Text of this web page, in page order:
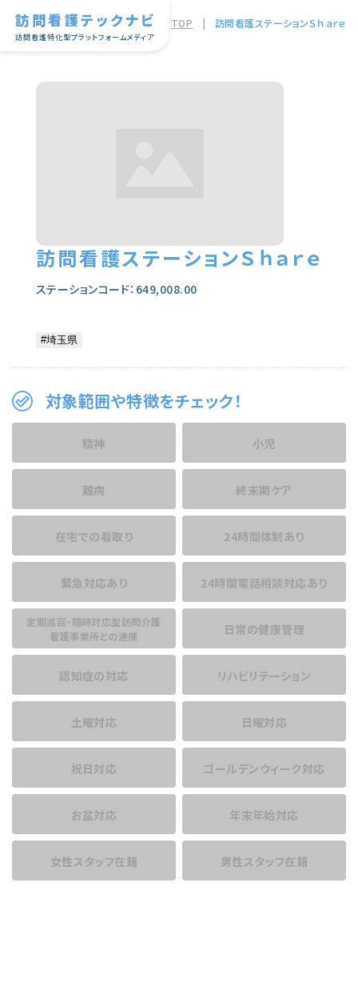
訪問看護テックナビ
訪問看護特化型プラットフォームメディア
TOP | 訪問看護ステーションＳｈａｒｅ
訪問看護ステーションＳｈａｒｅ
ステーションコード：649,008.00
対象範囲や特徴をチェック！
精神 小児
難病 終末期ケア
在宅での看取り 24時間体制あり
緊急対応あり 24時間電話相談対応あり
定期巡回・随時対応型訪問介護
看護事業所との連携
日常の健康管理
認知症の対応 リハビリテーション
土曜対応 日曜対応
祝日対応 ゴールデンウィーク対応
お盆対応 年末年始対応
女性スタッフ在籍 男性スタッフ在籍